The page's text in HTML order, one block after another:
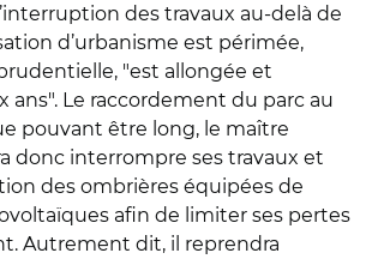
des travaux au-delà de
d’urbanisme est périmée,
"est allongée et
ans". Le raccordement du parc au
pouvant être long, le maître
donc interrompre ses travaux et
des ombrières équipées de
afin de limiter ses pertes
Autrement dit, il reprendra